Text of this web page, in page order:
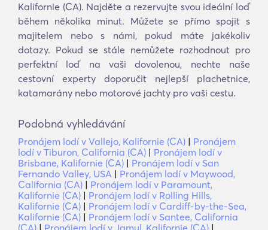
Kalifornie (CA). Najděte a rezervujte svou ideální loď
během několika minut. Můžete se přímo spojit s
majitelem nebo s námi, pokud máte jakékoliv
dotazy. Pokud se stále nemůžete rozhodnout pro
perfektní loď na vaši dovolenou, nechte naše
cestovní experty doporučit nejlepší plachetnice,
katamarány nebo motorové jachty pro vaši cestu.
Podobná vyhledávání
Pronájem lodí v Vallejo, Kalifornie (CA) | Pronájem
lodí v Tiburon, California (CA) | Pronájem lodí v
Brisbane, Kalifornie (CA) | Pronájem lodí v San
Fernando Valley, USA | Pronájem lodí v Maywood,
California (CA) | Pronájem lodí v Paramount,
Kalifornie (CA) | Pronájem lodí v Rolling Hills,
Kalifornie (CA) | Pronájem lodí v Cardiff-by-the-Sea,
Kalifornie (CA) | Pronájem lodí v Santee, California
(CA) | Pronájem lodí v Jamul, Kalifornie (CA) |